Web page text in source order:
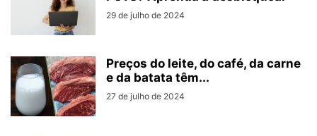
29 de julho de 2024
Preços do leite, do café, da carne
e da batata têm...
27 de julho de 2024